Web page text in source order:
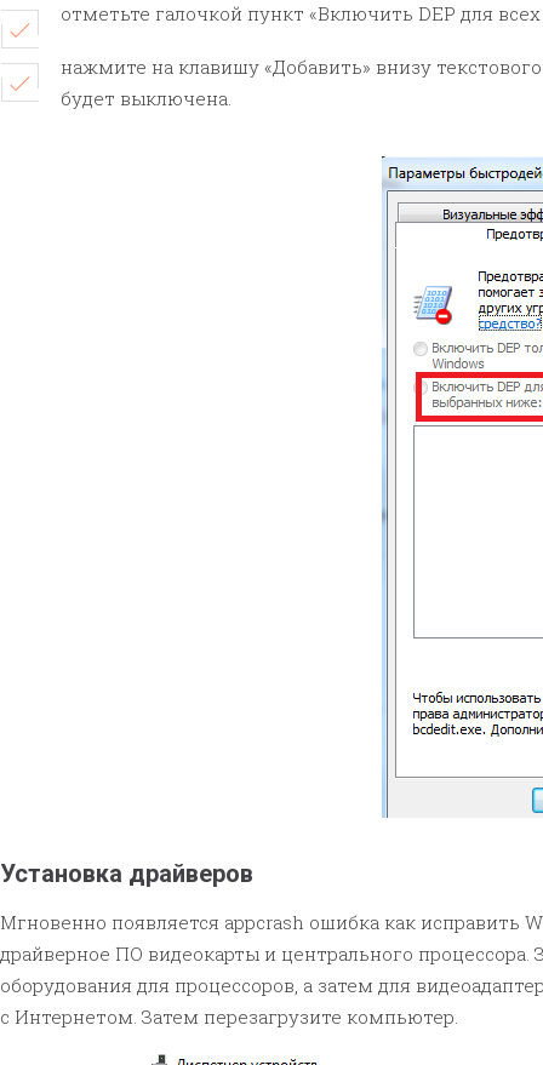
отметьте галочкой пункт «Включить DEP для
нажмите на клавишу «Добавить» внизу
будет выключена.
Установка драйверов
Мгновенно появляется appcrash ошибка как исправить
драйверное ПО видеокарты и центрального
оборудования для процессоров, а затем для
с Интернетом. Затем перезагрузите компьютер.